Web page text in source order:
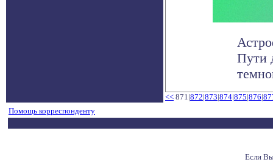
Пути
<< 871|872|873|874|875|876|
Помощь корреспонденту
Если